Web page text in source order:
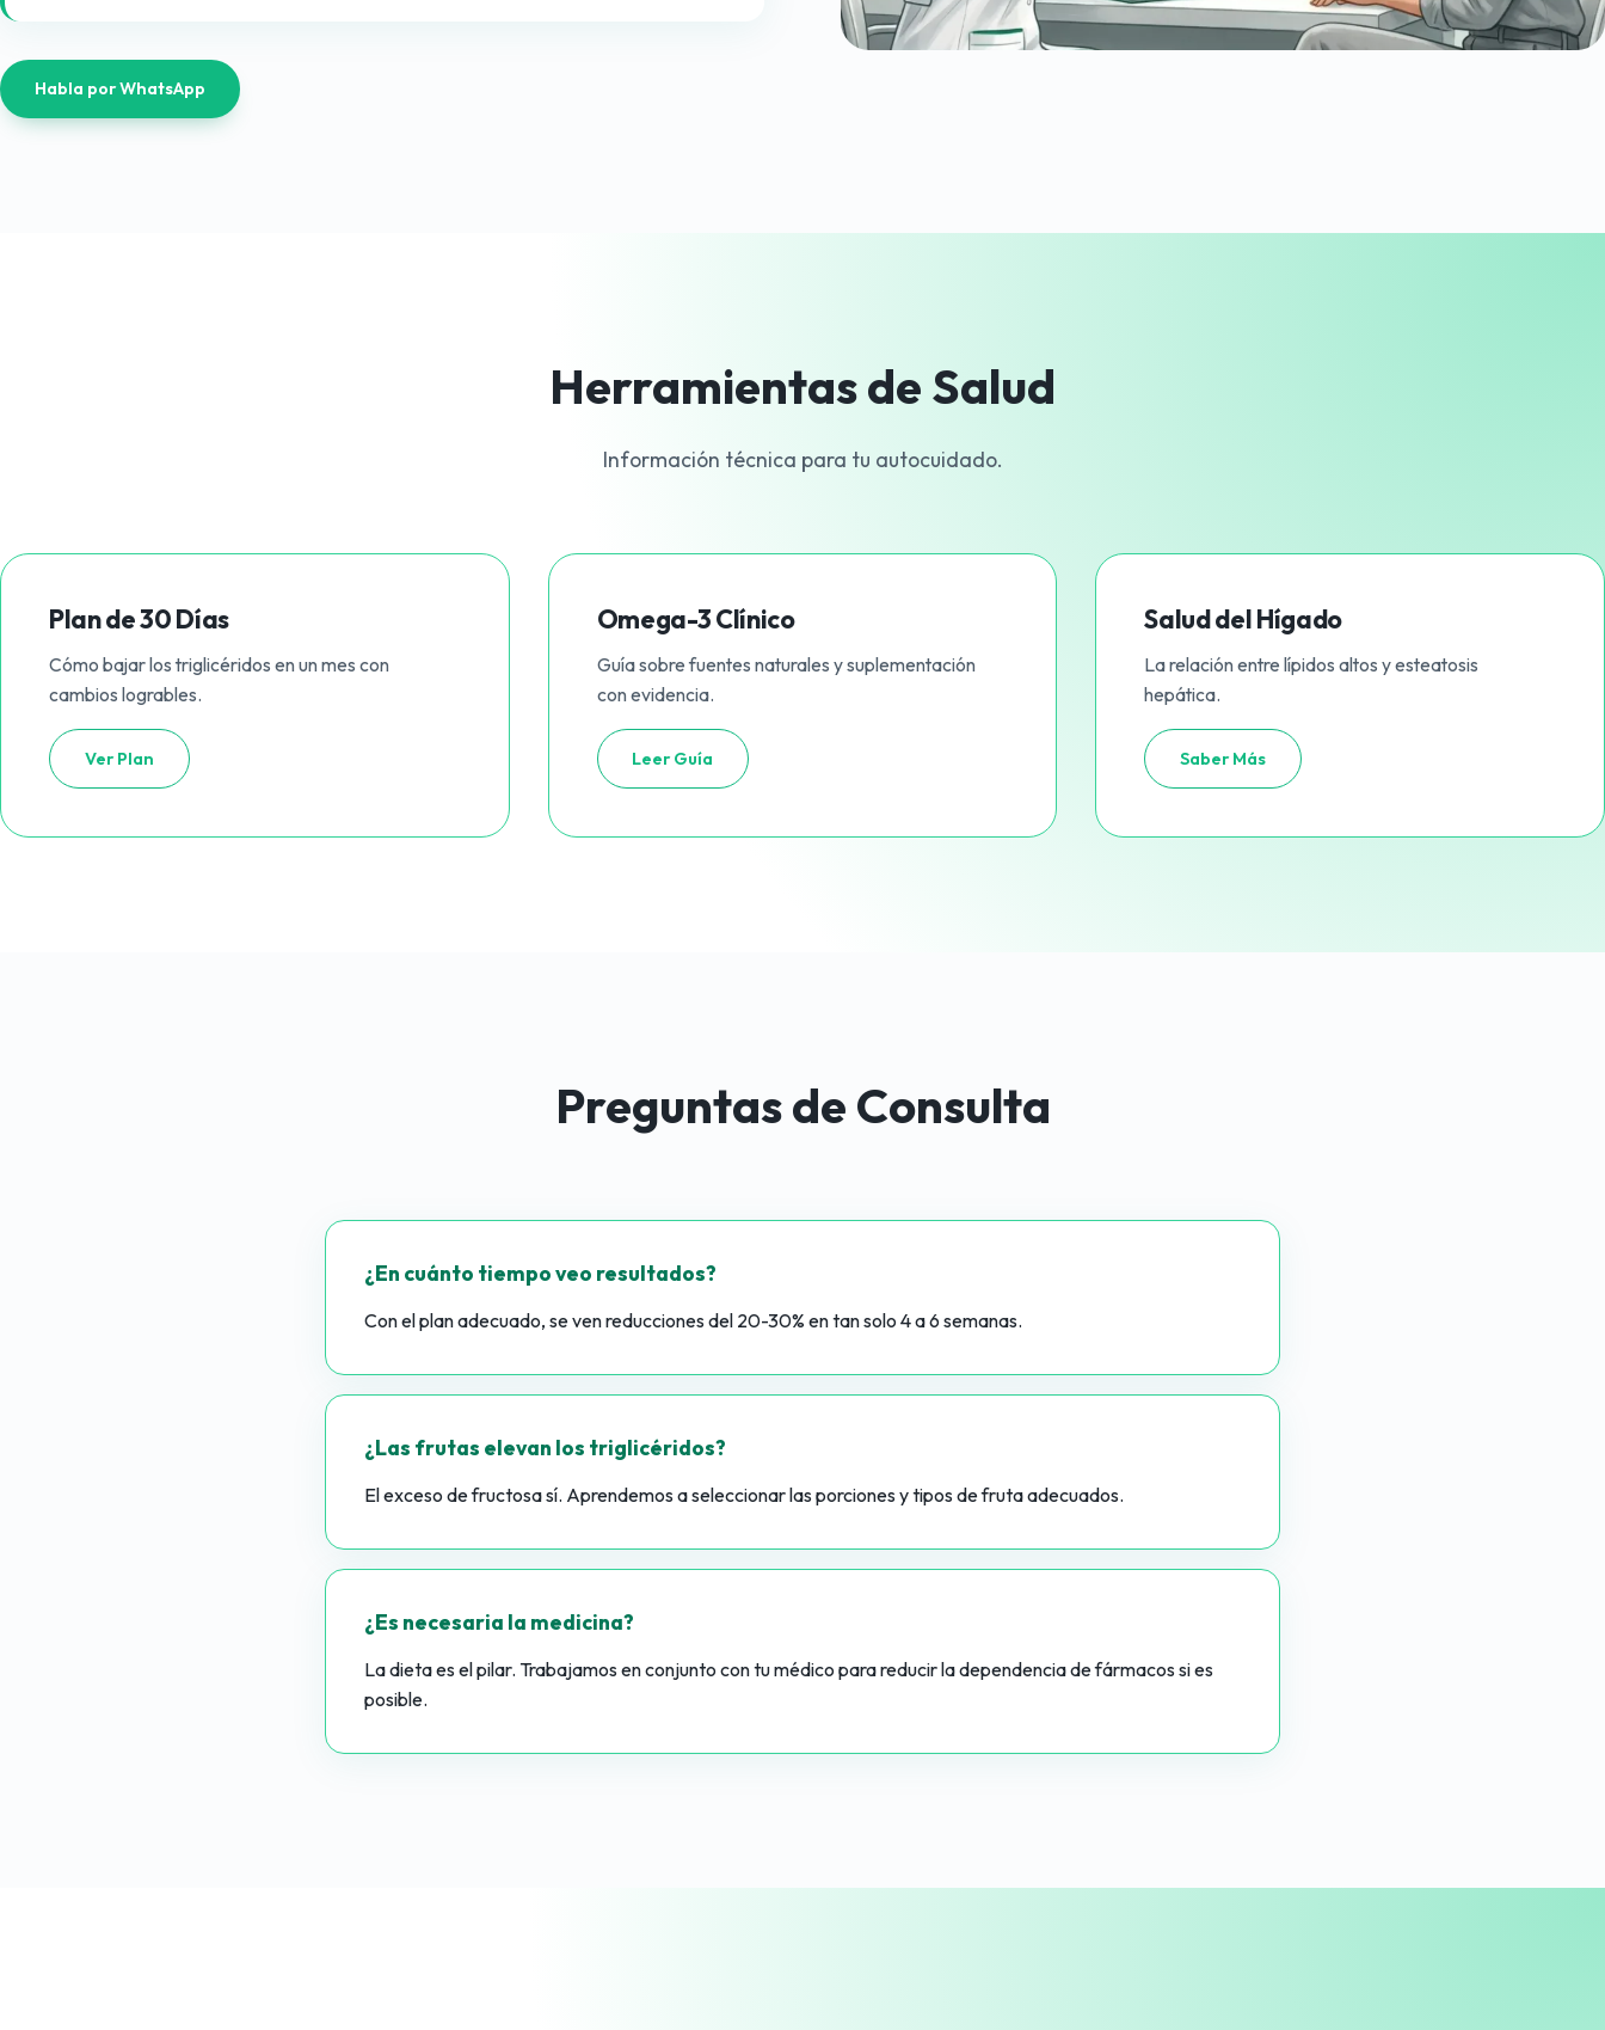
Habla por WhatsApp
Herramientas de Salud
Información técnica para tu autocuidado.
Plan de 30 Días
Cómo bajar los triglicéridos en un mes con
cambios logrables.
Ver Plan
Omega-3 Clínico
Guía sobre fuentes naturales y suplementación
con evidencia.
Leer Guía
Salud del Hígado
La relación entre lípidos altos y esteatosis
hepática.
Saber Más
Preguntas de Consulta
¿En cuánto tiempo veo resultados?
Con el plan adecuado, se ven reducciones del 20-30% en tan solo 4 a 6 semanas.
¿Las frutas elevan los triglicéridos?
El exceso de fructosa sí. Aprendemos a seleccionar las porciones y tipos de fruta adecuados.
¿Es necesaria la medicina?
La dieta es el pilar. Trabajamos en conjunto con tu médico para reducir la dependencia de fármacos si es
posible.